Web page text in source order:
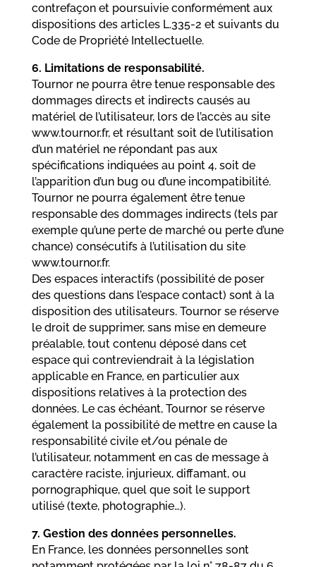
contrefaçon et poursuivie conformément aux
dispositions des articles L.335-2 et suivants du
Code de Propriété Intellectuelle.
6. Limitations de responsabilité.
Tournor ne pourra être tenue responsable des
dommages directs et indirects causés au
matériel de l’utilisateur, lors de l’accès au site
www.tournor.fr, et résultant soit de l’utilisation
d’un matériel ne répondant pas aux
spécifications indiquées au point 4, soit de
l’apparition d’un bug ou d’une incompatibilité.
Tournor ne pourra également être tenue
responsable des dommages indirects (tels par
exemple qu’une perte de marché ou perte d’une
chance) consécutifs à l’utilisation du site
www.tournor.fr.
Des espaces interactifs (possibilité de poser
des questions dans l’espace contact) sont à la
disposition des utilisateurs. Tournor se réserve
le droit de supprimer, sans mise en demeure
préalable, tout contenu déposé dans cet
espace qui contreviendrait à la législation
applicable en France, en particulier aux
dispositions relatives à la protection des
données. Le cas échéant, Tournor se réserve
également la possibilité de mettre en cause la
responsabilité civile et/ou pénale de
l’utilisateur, notamment en cas de message à
caractère raciste, injurieux, diffamant, ou
pornographique, quel que soit le support
utilisé (texte, photographie…).
7. Gestion des données personnelles.
En France, les données personnelles sont